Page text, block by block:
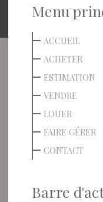
Menu
ACCUEIL
ACHETER
ESTIMATION
VENDRE
LOUER
FAIRE GÉRER
CONTACT
Barre